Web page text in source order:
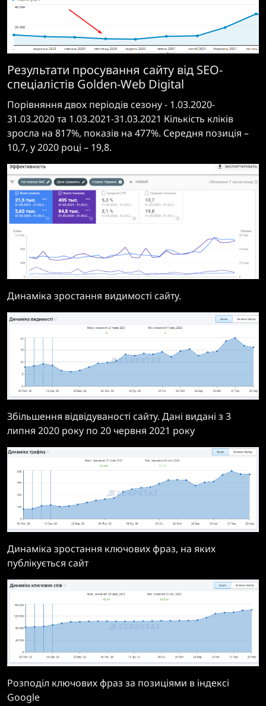
Результати просування сайту від SEO-
спеціалістів Golden-Web Digital
Порівняння двох періодів сезону - 1.03.2020-
31.03.2020 та 1.03.2021-31.03.2021 Кількість кліків
зросла на 817%, показів на 477%. Середня позиція –
10,7, у 2020 році – 19,8.
Динаміка зростання видимості сайту.
Збільшення відвідуваності сайту. Дані видані з 3
липня 2020 року по 20 червня 2021 року
Динаміка зростання ключових фраз, на яких
публікується сайт
Розподіл ключових фраз за позиціями в індексі
Google